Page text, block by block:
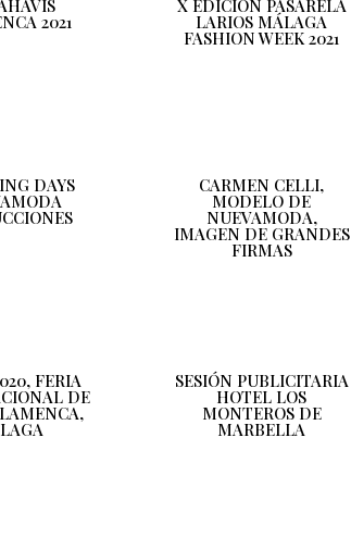
2021
X EDICIÓN PASARELA
LARIOS MÁLAGA
FASHION WEEK 2021
DAYS CARMEN CELLI,
MODELO DE
NUEVAMODA,
IMAGEN DE GRANDES
FIRMAS
FERIA
DE
SESIÓN PUBLICITARIA
HOTEL LOS
MONTEROS DE
MARBELLA